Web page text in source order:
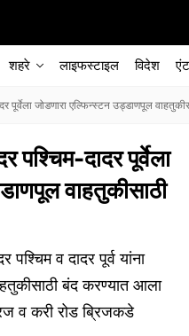
शहरे लाइफस्टाइल विदेश
जोडणारा एल्फिन्स्टन उड्डाणपूल
दादर पूर्वेला
वाहतुकीसाठी
पश्चिम व दादर पूर्व यांना
बंद करण्यात आला
व करी रोड ब्रिजकडे